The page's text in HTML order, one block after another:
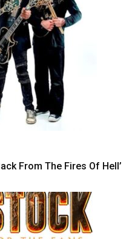
From The Fires Of Hell’